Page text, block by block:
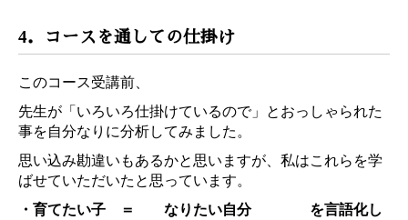
4．コースを通しての仕掛け
このコース受講前、
先生が「いろいろ仕掛けているので」とおっしゃられた
事を自分なりに分析してみました。
思い込み勘違いもあるかと思いますが、私はこれらを学
ばせていただいたと思っています。
・育てたい子 ＝ なりたい自分 を言語化し